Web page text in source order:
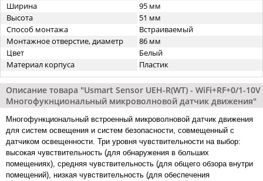
Ширина
95 мм
Высота
51 мм
Способ монтажа
Встраиваемый
Монтажное отверстие, диаметр
86 мм
Цвет
Белый
Материал корпуса
Пластик
Описание товара "Usmart Sensor UEH-R(WT) - WiFi+RF+0/1-10V
Многофукнциональный микроволновой датчик движения"
Многофункциональный встроенный микроволновой датчик движения
для систем освещения и систем безопасности, совмещенный с
датчиком освещенности. Три уровня чувствительности на выбор:
высокая чувствительность (для обнаружения в больших
помещениях), средняя чувствительность (для общего обзора внутри
помещений), низкая чувствительность (для обеспечения